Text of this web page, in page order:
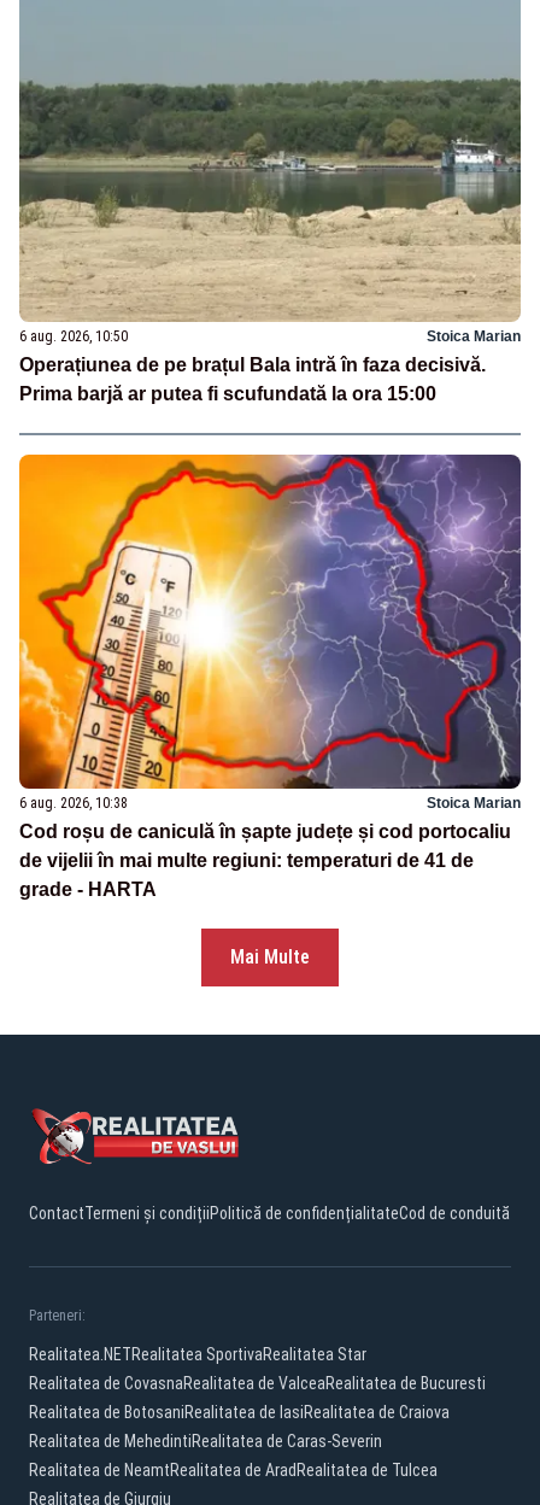
6 aug. 2026, 10:50 Stoica Marian
Operațiunea de pe brațul Bala intră în faza decisivă.
Prima barjă ar putea fi scufundată la ora 15:00
6 aug. 2026, 10:38 Stoica Marian
Cod roșu de caniculă în șapte județe și cod portocaliu
de vijelii în mai multe regiuni: temperaturi de 41 de
grade - HARTA
Mai Multe
ContactTermeni și condițiiPolitică de confidențialitateCod de conduită
Parteneri:
Realitatea.NETRealitatea SportivaRealitatea Star
Realitatea de CovasnaRealitatea de ValceaRealitatea de Bucuresti
Realitatea de BotosaniRealitatea de IasiRealitatea de Craiova
Realitatea de MehedintiRealitatea de Caras-Severin
Realitatea de NeamtRealitatea de Arad Realitatea de Tulcea
Realitatea de Giurgiu